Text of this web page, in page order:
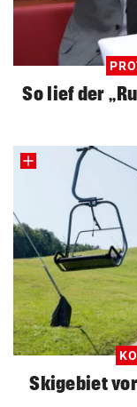
So lief der
Skigebiet vor